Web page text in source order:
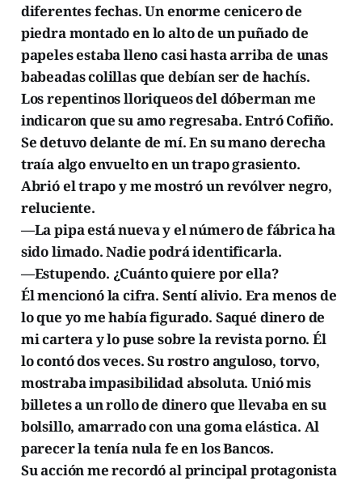
diferentes fechas. Un enorme cenicero de
piedra montado en lo alto de un puñado de
papeles estaba lleno casi hasta arriba de unas
babeadas colillas que debían ser de hachís.
Los repentinos lloriqueos del dóberman me
indicaron que su amo regresaba. Entró Cofiño.
Se detuvo delante de mí. En su mano derecha
traía algo envuelto en un trapo grasiento.
Abrió el trapo y me mostró un revólver negro,
reluciente.
—La pipa está nueva y el número de fábrica ha
sido limado. Nadie podrá identificarla.
—Estupendo. ¿Cuánto quiere por ella?
Él mencionó la cifra. Sentí alivio. Era menos de
lo que yo me había figurado. Saqué dinero de
mi cartera y lo puse sobre la revista porno. Él
lo contó dos veces. Su rostro anguloso, torvo,
mostraba impasibilidad absoluta. Unió mis
billetes a un rollo de dinero que llevaba en su
bolsillo, amarrado con una goma elástica. Al
parecer la tenía nula fe en los Bancos.
Su acción me recordó al principal protagonista